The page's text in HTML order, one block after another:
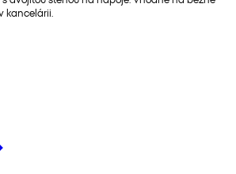
kancelárii.